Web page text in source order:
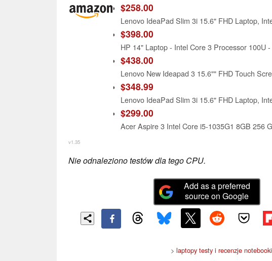
$258.00
$398.00
$438.00
$348.99
$299.00
v1.35
Nie odnaleziono testów dla tego CPU.
Add as a preferred
source on Google
> laptopy testy i recenzje notebooki